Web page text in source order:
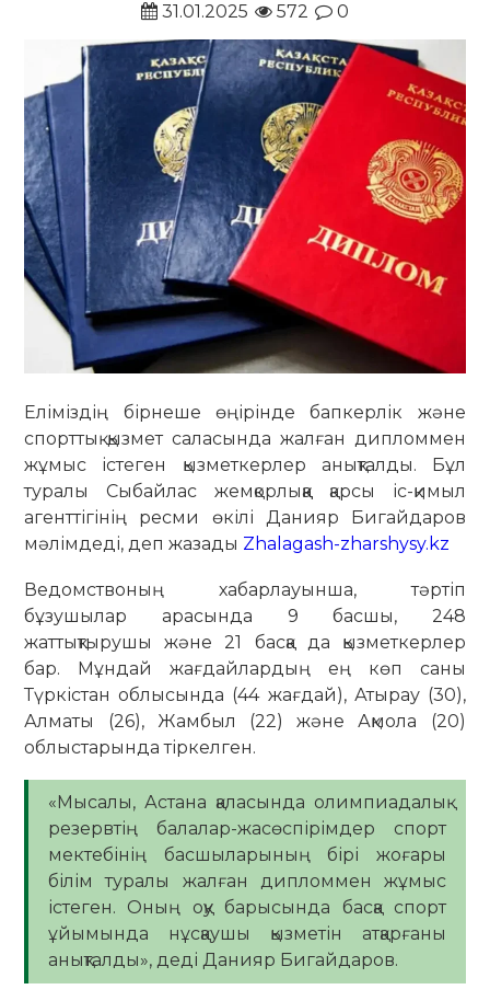
31.01.2025
572 0
Еліміздің бірнеше өңірінде бапкерлік және
спорттық қызмет саласында жалған дипломмен
жұмыс істеген қызметкерлер анықталды. Бұл
туралы Сыбайлас жемқорлыққа қарсы іс-қимыл
агенттігінің ресми өкілі Данияр Бигайдаров
мәлімдеді, деп жазады Zhalagash-zharshysy.kz
Ведомствоның хабарлауынша, тәртіп
бұзушылар арасында 9 басшы, 248
жаттықтырушы және 21 басқа да қызметкерлер
бар. Мұндай жағдайлардың ең көп саны
Түркістан облысында (44 жағдай), Атырау (30),
Алматы (26), Жамбыл (22) және Ақмола (20)
облыстарында тіркелген.
«Мысалы, Астана қаласында олимпиадалық
резервтің балалар-жасөспірімдер спорт
мектебінің басшыларының бірі жоғары
білім туралы жалған дипломмен жұмыс
істеген. Оның оқу барысында басқа спорт
ұйымында нұсқаушы қызметін атқарғаны
анықталды», деді Данияр Бигайдаров.